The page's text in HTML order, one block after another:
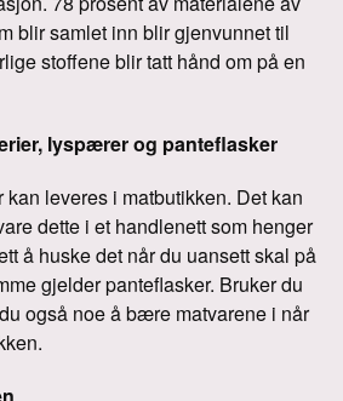
blir samlet inn blir gjenvunnet til
stoffene blir tatt hånd om på en
lyspærer og panteflasker
leveres i matbutikken. Det kan
dette i et handlenett som henger
å huske det når du uansett skal på
gjelder panteflasker. Bruker du
også noe å bære matvarene i når